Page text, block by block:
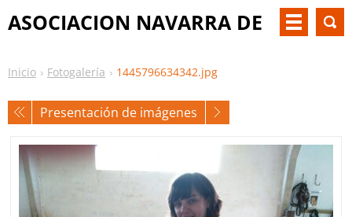
ASOCIACION NAVARRA DE
Inicio Fotogalería 1445796634342.jpg
Presentación de imágenes